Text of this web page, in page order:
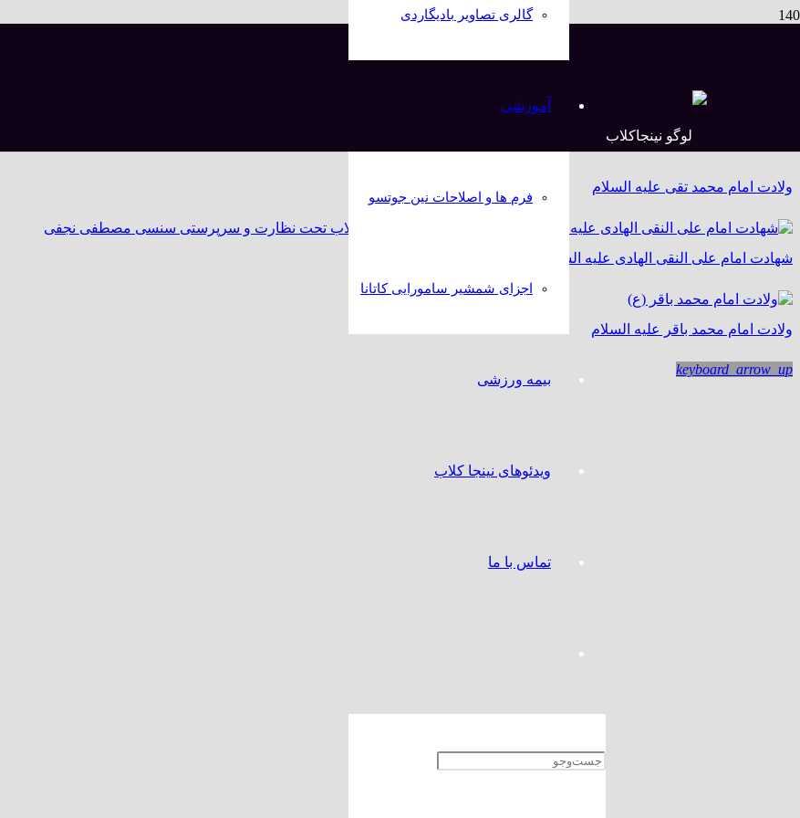
گالری تصاویر بادیگاردی
آموزشی
فرم ها و اصلاحات نین جوتسو
اجزای شمشیر سامورایی کاتانا
بیمه ورزشی
ویدئوهای نینجا کلاب
تماس با ما
ولادت امام محمد تقی علیه السلام
شهادت امام علی النقی الهادی علیه السلام
ولادت امام محمد باقر علیه السلام
keyboard_arrow_up